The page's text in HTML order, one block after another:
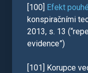
[100] Efekt
konspiračními
2013, s. 13
evidence”)
[101] Korupce